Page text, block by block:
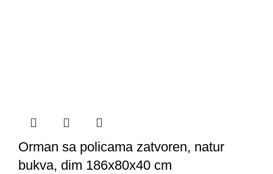
Orman sa policama zatvoren, natur
bukva, dim 186x80x40 cm